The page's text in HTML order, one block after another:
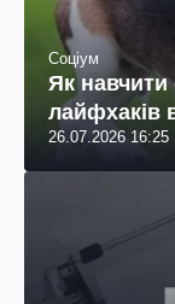
Соціум
Як навчити
лайфхаків
26.07.2026 16:25